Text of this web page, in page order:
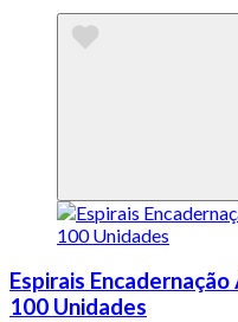
Espirais
100 Unidades